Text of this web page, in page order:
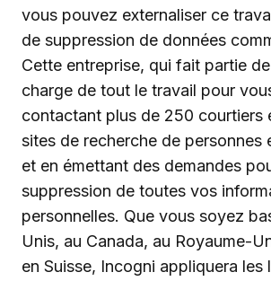
vous pouvez externaliser ce
de suppression de données
Cette entreprise, qui fait partie
charge de tout le travail pour
contactant plus de 250 courtiers
sites de recherche de personnes
et en émettant des demandes
suppression de toutes vos
personnelles. Que vous soyez
Unis, au Canada, au Royaume-
en Suisse, Incogni appliquera les